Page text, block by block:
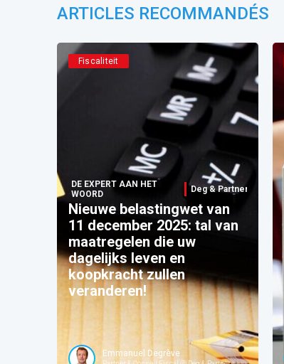
ARTICLES RECOMMANDÉS
Fiscaliteit
DE EXPERT AAN HET
WOORD
Deg & Partners
Nieuwe belastingwet van
11 december 2025: tal van
maatregelen die uw
dagelijks leven en
koopkracht zullen
veranderen!
Emmanuel Degrève